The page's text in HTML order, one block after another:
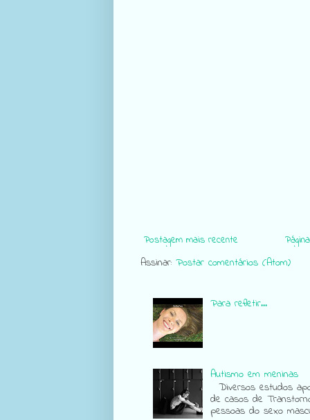
Postagem mais recente
Assinar:Postar comentários (Atom)
Para refletir...
Autismo em meninas
Diversos estudos
de casos de
pessoas do sexo